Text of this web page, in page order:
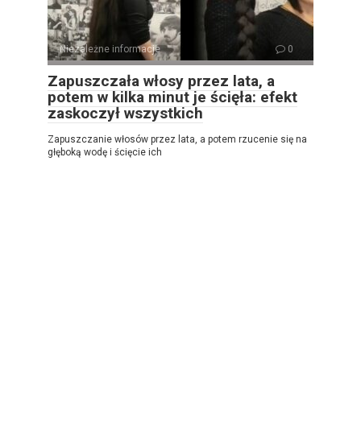
Niezależne informacje 0
Zapuszczała włosy przez lata, a
potem w kilka minut je ścięła: efekt
zaskoczył wszystkich
Zapuszczanie włosów przez lata, a potem rzucenie się na
głęboką wodę i ścięcie ich